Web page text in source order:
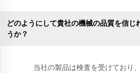
どのようにして貴社の機械の品質を信じ
うか？
当社の製品は検査を受けており